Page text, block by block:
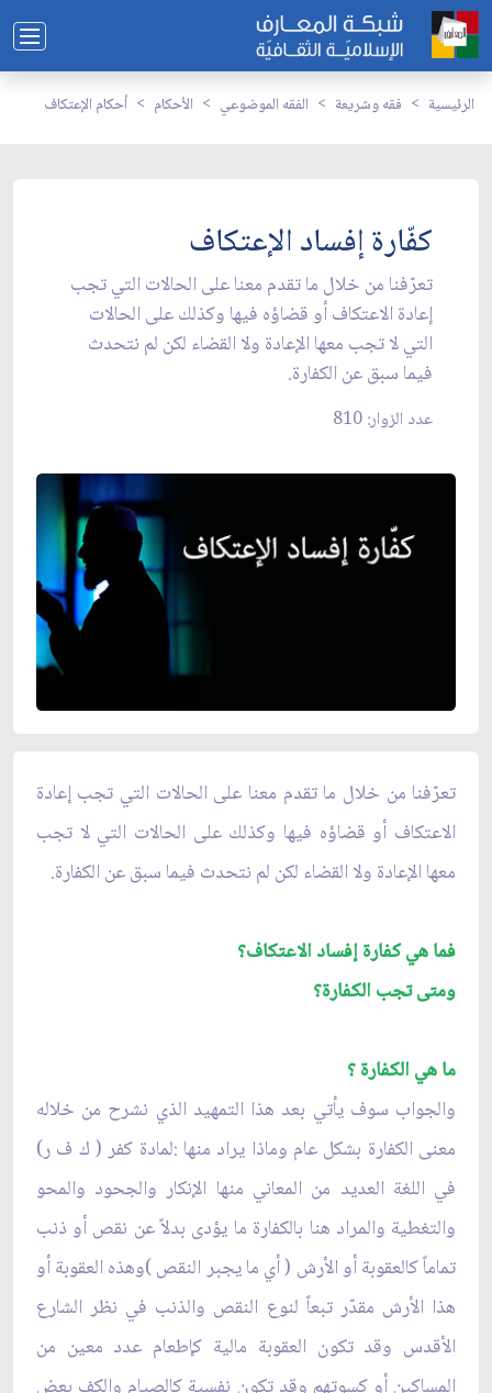
الرئيسية فقه وشريعة الفقه الموضوعي الأحكام أحكام الإعتكاف
كفّارة إفساد الإعتكاف
تعرّفنا من خلال ما تقدم معنا على الحالات التي تجب
إعادة الاعتكاف أو قضاؤه فيها وكذلك على الحالات
التي لا تجب معها الإعادة ولا القضاء لكن لم نتحدث
فيما سبق عن الكفارة.
عدد الزوار: 810
تعرّفنا من خلال ما تقدم معنا على الحالات التي تجب إعادة
الاعتكاف أو قضاؤه فيها وكذلك على الحالات التي لا تجب
معها الإعادة ولا القضاء لكن لم نتحدث فيما سبق عن الكفارة.
فما هي كفارة إفساد الاعتكاف؟
ومتى تجب الكفارة؟
ما هي الكفارة ؟
والجواب سوف يأتي بعد هذا التمهيد الذي نشرح من خلاله
معنى الكفارة بشكل عام وماذا يراد منها :لمادة كفر ( ك ف ر)
في اللغة العديد من المعاني منها الإنكار والجحود والمحو
والتغطية والمراد هنا بالكفارة ما يؤدى بدلاً عن نقص أو ذنب
تماماً كالعقوبة أو الأرش ( أي ما يجبر النقص )وهذه العقوبة أو
هذا الأرش مقدّر تبعاً لنوع النقص والذنب في نظر الشارع
الأقدس وقد تكون العقوبة مالية كإطعام عدد معين من